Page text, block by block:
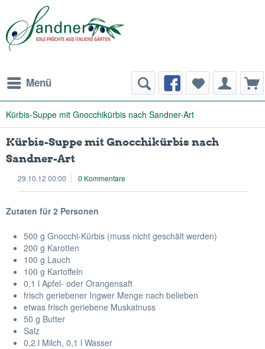
Menü
Kürbis-Suppe mit Gnocchikürbis nach Sandner-Art
Kürbis-Suppe mit Gnocchikürbis nach
Sandner-Art
29.10.12 00:00 0 Kommentare
Zutaten für 2 Personen
500 g Gnocchi-Kürbis (muss nicht geschält werden)
200 g Karotten
100 g Lauch
100 g Kartoffeln
0,1 l Apfel- oder Orangensaft
frisch geriebener Ingwer Menge nach belieben
etwas frisch geriebene Muskatnuss
50 g Butter
Salz
0,2 l Milch, 0,1 l Wasser